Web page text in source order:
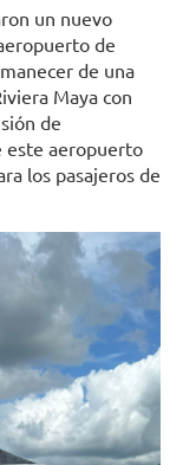
un nuevo
de
de una
Maya con
de
este aeropuerto
los pasajeros de